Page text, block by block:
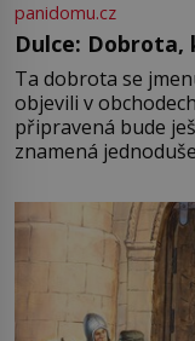
panidomu.cz
Dulce:
Ta dobrota se
objevili v
připravená bude
znamená
pře hned několik
Francie, kde se